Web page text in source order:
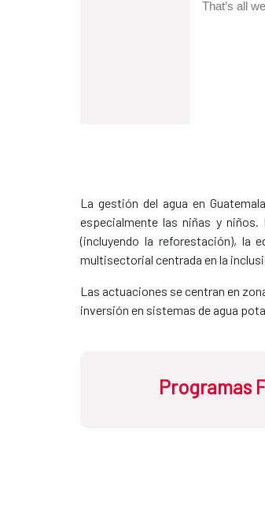
La gestión del agua en
especialmente las niñas y
(incluyendo la reforestación), la
multisectorial centrada en la
Las actuaciones se centran en
inversión en sistemas de agua
Programas